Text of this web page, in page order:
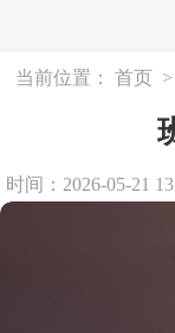
当前位置： 首页 >
时间：2026-05-21